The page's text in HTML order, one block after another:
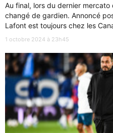
Au final, lors du dernier mercato
changé de gardien. Annoncé
Lafont est toujours chez les
1 octobre 2024 à 23h45